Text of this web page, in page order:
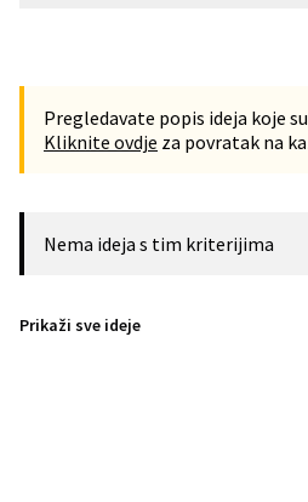
Pregledavate popis ideja koje
Kliknite ovdje za povratak na
Nema ideja s tim kriterijima
Prikaži sve ideje